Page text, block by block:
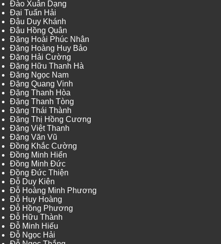
Đào Xuân Dạng
Đại Tuấn Hải
Đậu Duy Khánh
Đậu Hồng Quân
Đặng Hoài Phúc Nhân
Đặng Hoàng Huy Bảo
Đặng Hải Cường
Đặng Hữu Thanh Hà
Đặng Ngọc Nam
Đặng Quang Vinh
Đặng Thanh Hòa
Đặng Thanh Tòng
Đặng Thái Thành
Đặng Thị Hồng Cương
Đặng Việt Thanh
Đặng Văn Vũ
Đồng Khắc Cường
Đồng Minh Hiển
Đồng Minh Đức
Đồng Đức Thiện
Đỗ Duy Kiên
Đỗ Hoàng Minh Phương
Đỗ Huy Hoàng
Đỗ Hồng Phương
Đỗ Hữu Thành
Đỗ Minh Hiếu
Đỗ Ngọc Hải